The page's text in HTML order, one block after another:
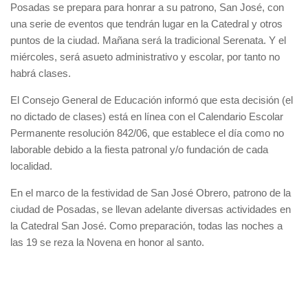
Posadas se prepara para honrar a su patrono, San José, con
una serie de eventos que tendrán lugar en la Catedral y otros
puntos de la ciudad. Mañana será la tradicional Serenata. Y el
miércoles, será asueto administrativo y escolar, por tanto no
habrá clases.
El Consejo General de Educación informó que esta decisión (el
no dictado de clases) está en línea con el Calendario Escolar
Permanente resolución 842/06, que establece el día como no
laborable debido a la fiesta patronal y/o fundación de cada
localidad.
En el marco de la festividad de San José Obrero, patrono de la
ciudad de Posadas, se llevan adelante diversas actividades en
la Catedral San José. Como preparación, todas las noches a
las 19 se reza la Novena en honor al santo.